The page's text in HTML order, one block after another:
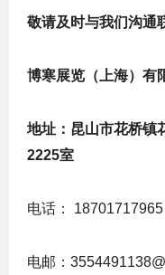
敬请及时与我们沟通
博寒展览（上海）有
地址 ：昆山市花桥
2225室
电话： 18701717965
电邮：